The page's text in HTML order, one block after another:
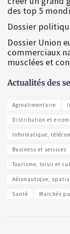
des top 5
Dossier
Dossier Union
commerciaux
musclées et
Actualités des
Agroalimentaire
Distribution et e-
Informatique,
Business et services
Tourisme, loisir et
Aéronautique,
Santé Marchés